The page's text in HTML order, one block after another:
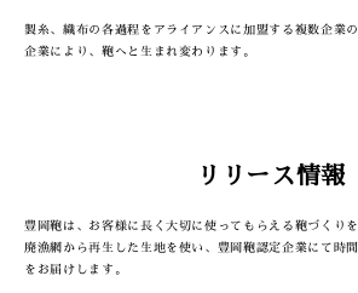
製糸、織布の各過程をアライアンスに加盟する複数企業
企業により、鞄へと生まれ変わります。
リリース情報
豊岡鞄は、お客様に長く大切に使ってもらえる鞄づくり
廃漁網から再生した生地を使い、豊岡鞄認定企業にて時
をお届けします。